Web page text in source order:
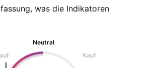
was die Indikatoren
Neutral
Kauf